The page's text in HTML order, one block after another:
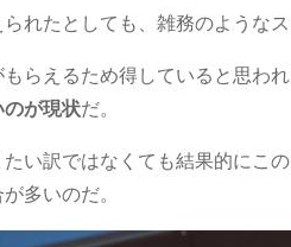
れたとしても、雑務のような
らえるため得していると思わ
が現状だ。
い訳ではなくても結果的にこ
多いのだ。